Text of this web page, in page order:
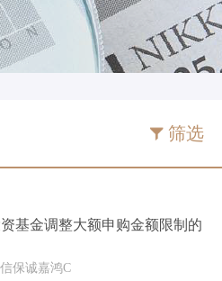
筛选
基金调整大额申购金额限制的
保诚嘉鸿C